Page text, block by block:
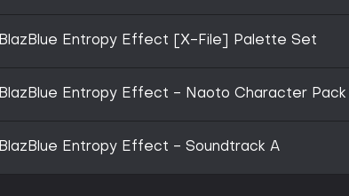
BlazBlue Entropy Effect [X-File] Palette Set
BlazBlue Entropy Effect - Naoto Character Pack
BlazBlue Entropy Effect - Soundtrack A